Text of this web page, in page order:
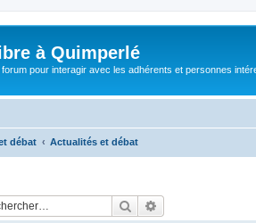
à Quimperlé
forum pour interagir avec les adhérents et personnes
débat Actualités et débat
Rechercher